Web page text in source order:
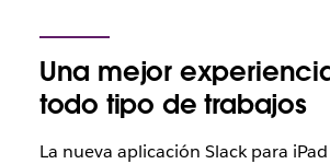
Una mejor
todo tipo de trabajos
La nueva aplicación Slack para